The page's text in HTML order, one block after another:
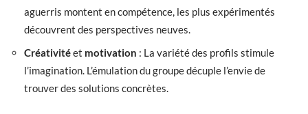
aguerris montent en compétence, les plus expérimentés
découvrent des perspectives neuves.
Créativitéet motivation : La variété des profils stimule
l’imagination. L’émulation du groupe décuple l’envie de
trouver des solutions concrètes.